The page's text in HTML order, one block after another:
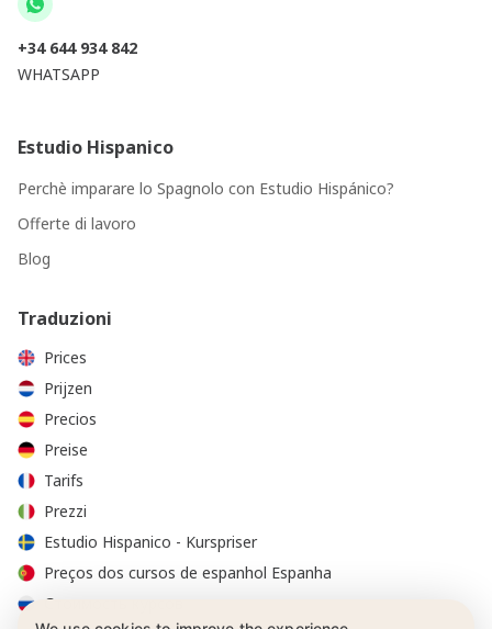
+34 644 934 842
WHATSAPP
Estudio Hispanico
Perchè imparare lo Spagnolo con Estudio Hispánico?
Offerte di lavoro
Blog
Traduzioni
Prices
Prijzen
Precios
Preise
Tarifs
Prezzi
Estudio Hispanico - Kurspriser
Preços dos cursos de espanhol Espanha
Стоимость курсов